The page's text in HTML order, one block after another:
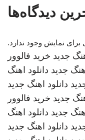
دیدگاه‌ها
برای نمایش وجود ندارد.
جدید خرید فالوور
جدید دانلود اهنگ
دانلود اهنگ جدید
جدید خرید فالوور
جدید دانلود اهنگ
دانلود اهنگ جدید